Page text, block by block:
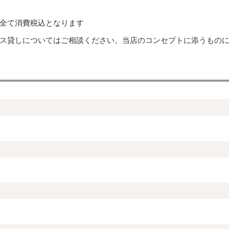
消費税込となります
しについてはご相談ください。当店のコンセプトに添うものに